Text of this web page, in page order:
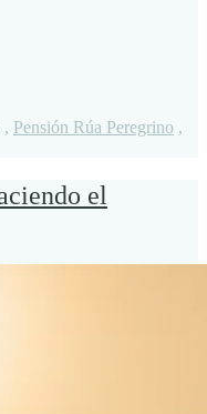
, Pensión Rúa Peregrino ,
el